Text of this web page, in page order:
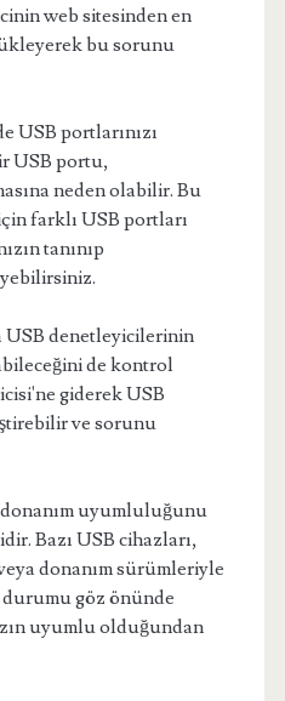
web sitesinden en
bu sorunu
USB portlarınızı
USB portu,
neden olabilir. Bu
farklı USB portları
tanınıp
USB denetleyicilerinin
de kontrol
giderek USB
ve sorunu
donanım uyumluluğunu
Bazı USB cihazları,
donanım sürümleriyle
göz önünde
uyumlu olduğundan